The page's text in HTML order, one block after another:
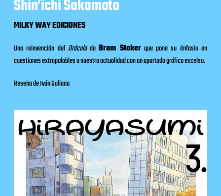
Shin’ichi Sakamoto
MILKY WAY EDICIONES
Una reinvención del DráculadeBram Stokerque pone su énfasis en
cuestiones extrapolables a nuestra actualidad con un apartado gráfico excelso.
Reseña de Iván Galiano